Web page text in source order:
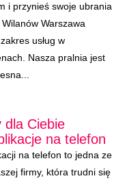
i przynieś swoje ubrania
Warszawa
usług w
Nasza pralnia jest
dla Ciebie
na telefon
na telefon to jedna ze
firmy, która trudni się